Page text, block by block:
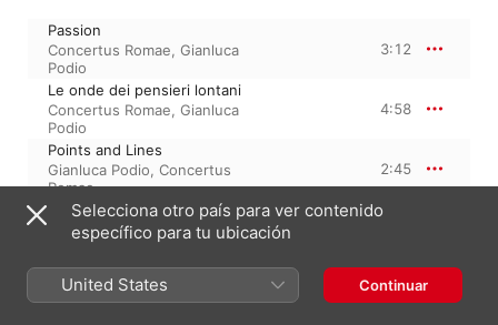
Passion
Concertus Romae, Gianluca
Podio
3:12
Le onde dei pensieri lontani
Concertus Romae, Gianluca
Podio
4:58
Points and Lines
Gianluca Podio, Concertus
Romae
2:45
Les nouveaux mouvements
(Allegro vivace)
Concertus Romae
Gianluca
Podio
Les nouveaux mouvements
(Andante cantabile)
2:32
Selecciona otro país para ver contenido
específico para tu ubicación
United States Continuar